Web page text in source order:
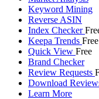
Keyword Mining
Reverse ASIN
Index Checker
Keepa Trends Free
Quick View Free
Brand Checker
Review Requests
Download
Learn More